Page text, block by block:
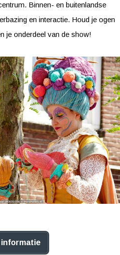
Binnen- en buitenlandse
en interactie. Houd je ogen
je onderdeel van de show!
informatie